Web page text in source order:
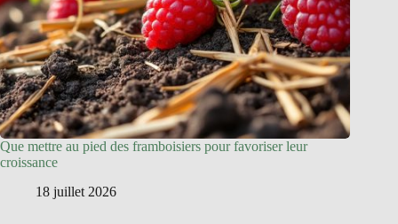
Que mettre au pied des framboisiers pour favoriser leur
croissance
18 juillet 2026